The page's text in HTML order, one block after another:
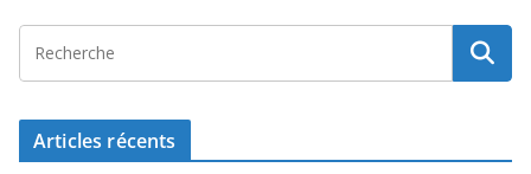
Articles récents